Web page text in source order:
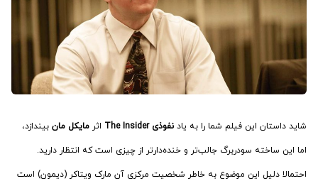
شاید داستان این فیلم شما را به یاد نفوذی The Insider اثر مایکل مان بیندازد،
اما این ساخته سودربرگ جالب‌تر و خنده‌دارتر از چیزی است که انتظار دارید.
احتمالا دلیل این موضوع به خاطر شخصیت مرکزی آن مارک ویتاکر (دیمون) است